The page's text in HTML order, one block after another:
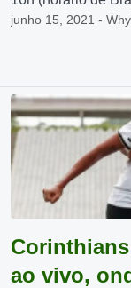
junho 15, 2021 -
ao vivo,